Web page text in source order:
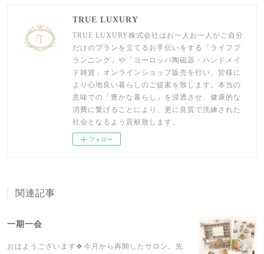
TRUE LUXURY
TRUE LUXURY株式会社はお一人お一人がご自分
だけのプランを立てるお手伝いをする「ライフプ
ランニング」や「ヨーロッパ陶磁器・ハンドメイ
ド雑貨」オンラインショップ販売を行い、皆様に
より心地良い暮らしのご提案を致します。本当の
意味での「豊かな暮らし」を浸透させ、健康的な
消費に繋げることにより、更に良質で洗練された
社会となるよう貢献致します。
フォロー
関連記事
一期一会
おはようございます🍀今月から再開したサロン。先